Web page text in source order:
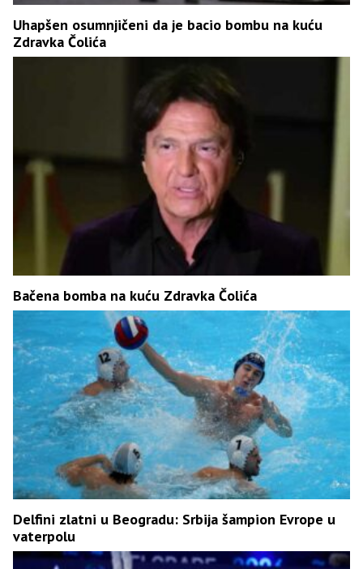
Uhapšen osumnjičeni da je bacio bombu na kuću
Zdravka Čolića
Bačena bomba na kuću Zdravka Čolića
Delfini zlatni u Beogradu: Srbija šampion Evrope u
vaterpolu